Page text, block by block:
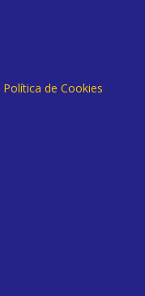
Política de Cookies